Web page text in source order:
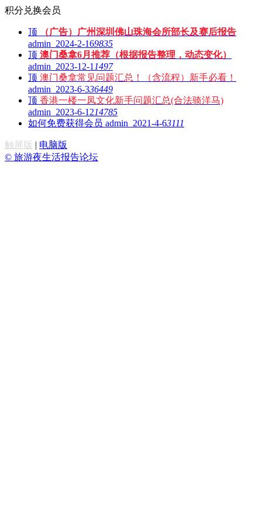
积分兑换会员
顶
（广告）广州深圳佛山珠海会所部长及赛后报告
admin 2024-2-169835
顶 澳门桑拿6月推荐（根据报告整理，动态变化）
admin 2023-12-1 1497
顶 澳门桑拿常见问题汇总！（含流程）新手必看！
admin 2023-6-336449
顶 香港一楼一凤文化新手问题汇总(合法骑洋马)
admin 2023-6-1214785
如何免费获得会员 admin 2021-4-63111
触屏版 | 电脑版
© 旅游夜生活报告论坛